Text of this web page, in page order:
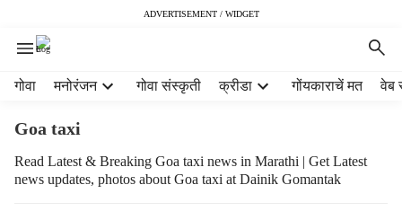
ADVERTISEMENT / WIDGET
गोवा मनोरंजन गोवा संस्कृती क्रीडा गोंयकाराचें मत वेब
Goa taxi
Read Latest & Breaking Goa taxi news in Marathi | Get Latest
news updates, photos about Goa taxi at Dainik Gomantak